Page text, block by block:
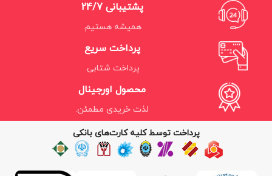
پشتیبانی 24/7
همیشه هستیم.
پرداخت سریع
پرداخت شتابی.
محصول اورجینال
لذت خریدی مطمئن.
پرداخت توسط کلیه کارت‌های بانکی